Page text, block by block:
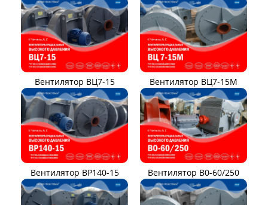
Вентилятор ВЦ7-15 Вентилятор ВЦ7-15М
Вентилятор ВР140-15 Вентилятор В0-60/250